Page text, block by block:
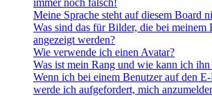
Meine Sprache steht auf diesem Board
Was sind das für Bilder, die bei meinem
angezeigt werden?
Wie verwende ich einen Avatar?
Was ist mein Rang und wie kann ich ihn
Wenn ich bei einem Benutzer auf den
werde ich aufgefordert, mich